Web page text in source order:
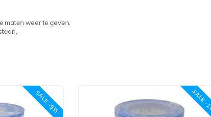
maten weer te geven.
SALE -9% SALE